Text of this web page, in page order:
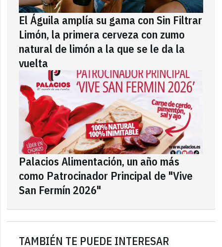
El Águila amplía su gama con Sin Filtrar
Limón, la primera cerveza con zumo
natural de limón a la que se le da la
vuelta
Palacios Alimentación, un año más
como Patrocinador Principal de "Vive
San Fermín 2026"
TAMBIÉN TE PUEDE INTERESAR